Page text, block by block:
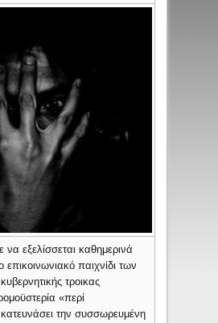
εξελίσσεται καθημερινά
παιχνίδι των
τροικας
«περί
την συσσωρευμένη